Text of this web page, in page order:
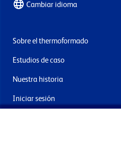
Cambiar idioma
Sobre el thermoformado
Estudios de caso
Nuestra historia
Iniciar sesión